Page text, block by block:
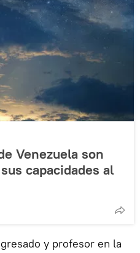
Venezuela son
capacidades al
y profesor en la